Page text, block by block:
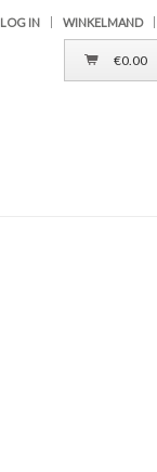
LOG IN WINKELMAND
€0.00